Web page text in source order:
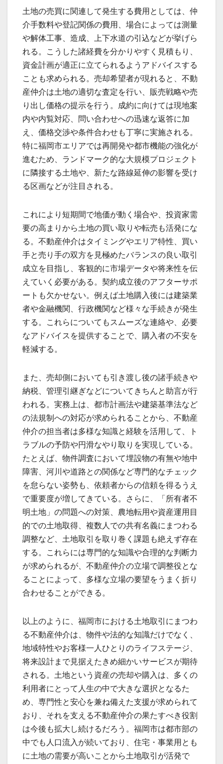
土地の売買に関連して発生する費用としては、仲
介手数料や登記関係の費用、場合によっては測量
や解体工事、造成、上下水道の引込などが挙げら
れる。こうした諸経費を分かりやすく見積もり、
資金計画が適正に立てられるようアドバイスする
ことも求められる。売却希望者が現れると、不動
産仲介は土地の適切な査定を行い、販売戦略や売
り出し価格の提示を行う。成約に向けては現地案
内や内覧対応、問い合わせへの迅速な返答に加
え、価格交渉や条件合わせも丁寧に実施される。
特に福岡市エリアでは再開発や都市機能の強化が
進むため、ランドマーク的な大規模プロジェクト
に隣接する土地や、新たな路線延伸の影響を受け
る区画などが注目される。
これにより短期間で地価が動く場合や、投資家需
要の高まりから土地の買い取りや転売も活発にな
る。不動産仲介はタイミングやエリア特性、買い
手と売り手の双方を見極めたバランスの良い取引
成立を目指し、客観的に市場データや将来性を伝
えていく必要がある。契約成立後のアフターサポ
ートも欠かせない。例えば土地購入後には建築業
者や金融機関、行政機関など様々な手続きが発生
する。これらについてもスムーズな連絡や、必要
なアドバイスを提供することで、購入者の不安を
軽減する。
また、売却側においても引き渡し後の諸手続きや
納税、管理引継ぎなどについてきちんと助言が行
われる。実務上は、都市計画法や建築基準法など
の法規制への対応が求められることから、不動産
仲介の担当者は多様な知識と経験を活用して、ト
ラブルの予防や円滑なやり取りを実現している。
たとえば、物件調査において埋設物の有無や地中
障害、河川や道路との関係など専門的なチェック
を怠らない姿勢も、依頼者からの信頼を得るうえ
で重要度が増してきている。さらに、「所有者不
明土地」の問題への対策、農地転用や資産運用目
的での土地取得、複数人での共有名義にまつわる
調整など、土地取引を取り巻く課題も絶えず存在
する。これらには専門的な知識や合理的な判断力
が求められるが、不動産仲介の立場で調整役とな
ることによって、多様な立場の要望をうまく折り
合わせることができる。
以上のように、福岡市における土地取引にまつわ
る不動産仲介は、物件や法的な知識だけでなく、
地域特性やお客様一人ひとりのライフステージ、
将来設計まで見据えたきめ細かいサービスが期待
される。土地という資産の売却や購入は、多くの
利用者にとって人生の中で大きな選択となるた
め、専門性と安心を兼ね備えた支援が求められて
おり、それを支える不動産仲介の果たすべき役割
は今後も拡大し続けるだろう。福岡市は都市部の
中でも人口流入が続いており、住宅・事業用とも
に土地の需要が高いことから土地取引が活発で